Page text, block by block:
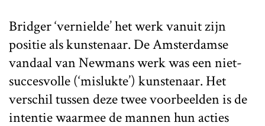
Bridger ‘vernielde’ het werk vanuit zijn
positie als kunstenaar. De Amsterdamse
vandaal van Newmans werk was een niet-
succesvolle (‘mislukte’) kunstenaar. Het
verschil tussen deze twee voorbeelden is de
intentie waarmee de mannen hun acties